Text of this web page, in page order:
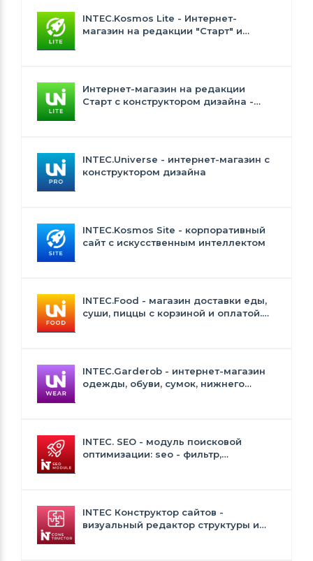
INTEC.Kosmos Lite - Интернет-
магазин на редакции "Старт" и
Интернет-магазин на редакции
Старт с конструктором дизайна -
INTEC.Universe - интернет-магазин с
конструктором дизайна
INTEC.Kosmos Site - корпоративный
сайт с искусственным интеллектом
INTEC.Food - магазин доставки еды,
суши, пиццы с корзиной и оплатой.
INTEC.Garderob - интернет-магазин
одежды, обуви, сумок, нижнего
INTEC. SEO - модуль поисковой
оптимизации: seo - фильтр,
INTEC Конструктор сайтов -
визуальный редактор структуры и